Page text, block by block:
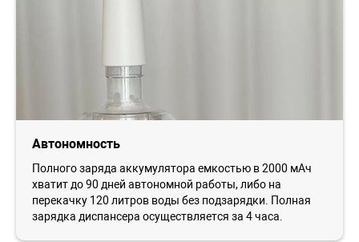
Автономность
Полного заряда аккумулятора емкостью в 2000 мАч
хватит до 90 дней автономной работы, либо на
перекачку 120 литров воды без подзарядки. Полная
зарядка диспансера осуществляется за 4 часа.